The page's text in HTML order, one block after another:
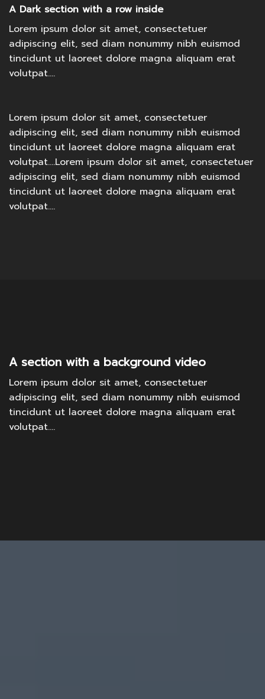
A Dark section with a row inside
Lorem ipsum dolor sit amet, consectetuer
adipiscing elit, sed diam nonummy nibh euismod
tincidunt ut laoreet dolore magna aliquam erat
volutpat….
Lorem ipsum dolor sit amet, consectetuer
adipiscing elit, sed diam nonummy nibh euismod
tincidunt ut laoreet dolore magna aliquam erat
volutpat….Lorem ipsum dolor sit amet, consectetuer
adipiscing elit, sed diam nonummy nibh euismod
tincidunt ut laoreet dolore magna aliquam erat
volutpat….
A section with a background video
Lorem ipsum dolor sit amet, consectetuer
adipiscing elit, sed diam nonummy nibh euismod
tincidunt ut laoreet dolore magna aliquam erat
volutpat….